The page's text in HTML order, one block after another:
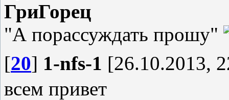
ГриГорец
"А порассуждать прошу"
[20] 1-nfs-1 [26.10.2013,
всем привет